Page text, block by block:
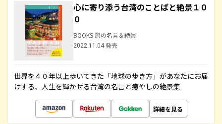
心に寄り添う台湾のことばと絶景１０
０
BOOKS 旅の名言＆絶景
2022.11.04 発売
世界を４０年以上歩いてきた「地球の歩き方」があなたにお届
けする、人生を輝かせる台湾の名言と癒やしの絶景集
詳細を見る